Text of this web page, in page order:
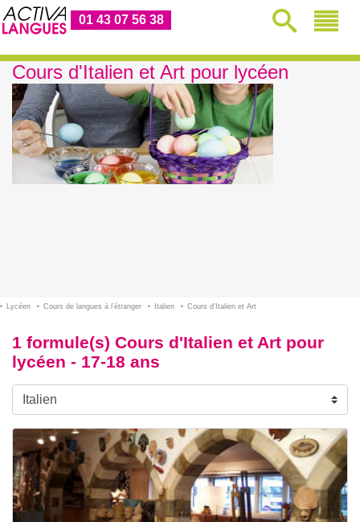
01 43 07 56 38
Cours d'Italien et Art pour lycéen
Lycéen Cours de langues à l’étranger Italien Cours d'Italien et Art
1 formule(s) Cours d'Italien et Art pour
lycéen - 17-18 ans